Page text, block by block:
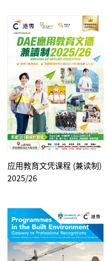
应用教育文凭课程 (兼读制)
2025/26